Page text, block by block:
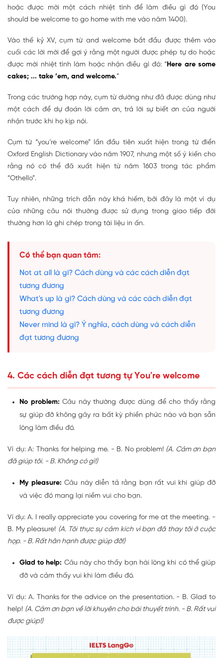
hoặc được mời một cách nhiệt tình để làm điều gì đó (You
should be welcome to go home with me vào năm 1400).
Vào thế kỷ XV, cụm từ and welcome bắt đầu được thêm vào
cuối các lời mời để gợi ý rằng một người được phép tự do hoặc
được mời nhiệt tình làm hoặc nhận điều gì đó: “Here are some
cakes; ... take ’em, and welcome.”
Trong các trường hợp này, cụm từ dường như đã được dùng như
một cách để dự đoán lời cảm ơn, trả lời sự biết ơn của người
nhận trước khi họ kịp nói.
Cụm từ “you’re welcome” lần đầu tiên xuất hiện trong từ điển
Oxford English Dictionary vào năm 1907, nhưng một số ý kiến cho
rằng nó có thể đã xuất hiện từ năm 1603 trong tác phẩm
“Othello”.
Tuy nhiên, những trích dẫn này khá hiếm, bởi đây là một ví dụ
của những câu nói thường được sử dụng trong giao tiếp đời
thường hơn là ghi chép trong tài liệu in ấn.
Có thể bạn quan tâm:
Not at all là gì? Cách dùng và các cách diễn đạt
tương đương
What's up là gì? Cách dùng và các cách diễn đạt
tương đương
Never mind là gì? Ý nghĩa, cách dùng và cách diễn
đạt tương đương
4. Các cách diễn đạt tương tự You're welcome
No problem: Câu này thường được dùng để cho thấy rằng
sự giúp đỡ không gây ra bất kỳ phiền phức nào và bạn sẵn
lòng làm điều đó.
Ví dụ: A: Thanks for helping me. - B. No problem! (A. Cảm ơn bạn
đã giúp tôi. - B. Không có gì!)
My pleasure: Câu này diễn tả rằng bạn rất vui khi giúp đỡ
và việc đó mang lại niềm vui cho bạn.
Ví dụ: A. I really appreciate you covering for me at the meeting. -
B. My pleasure! (A. Tôi thực sự cảm kích vì bạn đã thay tôi ở cuộc
họp. - B. Rất hân hạnh được giúp đỡ!)
Glad to help: Câu này cho thấy bạn hài lòng khi có thể giúp
đỡ và cảm thấy vui khi làm điều đó.
Ví dụ: A. Thanks for the advice on the presentation. - B. Glad to
help! (A. Cảm ơn bạn về lời khuyên cho bài thuyết trình. - B. Rất vui
được giúp!)